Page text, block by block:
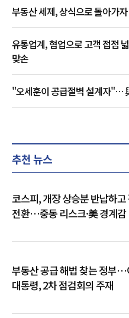
부동산 세제, 상식으로 돌아가자
유통업계, 협업으로 고객 접점
맞손
"오세훈이 공급절벽 설계자"…
추천 뉴스
코스피, 개장 상승분 반납하고
전환…중동 리스크·美 경계감
부동산 공급 해법 찾는 정부…
대통령, 2차 점검회의 주재